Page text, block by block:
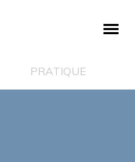
PRATIQUE